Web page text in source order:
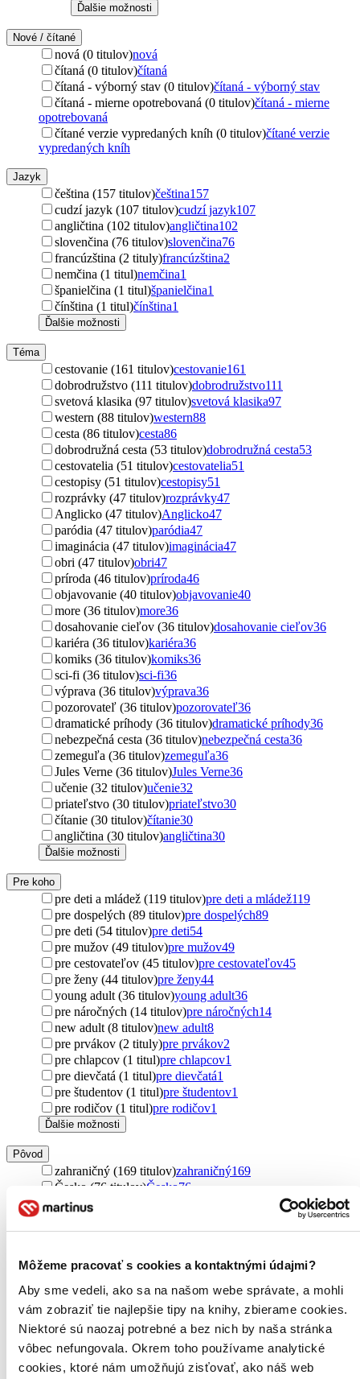
Môžeme pracovať s cookies a kontaktnými údajmi?
Aby sme vedeli, ako sa na našom webe správate, a mohli
vám zobraziť tie najlepšie tipy na knihy, zbierame cookies.
Niektoré sú naozaj potrebné a bez nich by naša stránka
vôbec nefungovala. Okrem toho používame analytické
cookies, ktoré nám umožňujú zisťovať, ako náš web
Ďalšie možnosti
Nové / čítané
nová (0 titulov)nová
čítaná (0 titulov)čítaná
čítaná - výborný stav (0 titulov)čítaná - výborný stav
čítaná - mierne opotrebovaná (0 titulov)čítaná - mierne
opotrebovaná
čítané verzie vypredaných kníh (0 titulov)čítané verzie
vypredaných kníh
Jazyk
čeština (157 titulov)čeština157
cudzí jazyk (107 titulov)cudzí jazyk107
angličtina (102 titulov)angličtina102
slovenčina (76 titulov)slovenčina76
francúzština (2 tituly)francúzština2
nemčina (1 titul)nemčina1
španielčina (1 titul)španielčina1
čínština (1 titul)čínština1
Ďalšie možnosti
Téma
cestovanie (161 titulov)cestovanie161
dobrodružstvo (111 titulov)dobrodružstvo111
svetová klasika (97 titulov)svetová klasika97
western (88 titulov)western88
cesta (86 titulov)cesta86
dobrodružná cesta (53 titulov)dobrodružná cesta53
cestovatelia (51 titulov)cestovatelia51
cestopisy (51 titulov)cestopisy51
rozprávky (47 titulov)rozprávky47
Anglicko (47 titulov)Anglicko47
paródia (47 titulov)paródia47
imaginácia (47 titulov)imaginácia47
obri (47 titulov)obri47
príroda (46 titulov)príroda46
objavovanie (40 titulov)objavovanie40
more (36 titulov)more36
dosahovanie cieľov (36 titulov)dosahovanie cieľov36
kariéra (36 titulov)kariéra36
komiks (36 titulov)komiks36
sci-fi (36 titulov)sci-fi36
výprava (36 titulov)výprava36
pozorovateľ (36 titulov)pozorovateľ36
dramatické príhody (36 titulov)dramatické príhody36
nebezpečná cesta (36 titulov)nebezpečná cesta36
zemeguľa (36 titulov)zemeguľa36
Jules Verne (36 titulov)Jules Verne36
učenie (32 titulov)učenie32
priateľstvo (30 titulov)priateľstvo30
čítanie (30 titulov)čítanie30
angličtina (30 titulov)angličtina30
Ďalšie možnosti
Pre koho
pre deti a mládež (119 titulov)pre deti a mládež119
pre dospelých (89 titulov)pre dospelých89
pre deti (54 titulov)pre deti54
pre mužov (49 titulov)pre mužov49
pre cestovateľov (45 titulov)pre cestovateľov45
pre ženy (44 titulov)pre ženy44
young adult (36 titulov)young adult36
pre náročných (14 titulov)pre náročných14
new adult (8 titulov)new adult8
pre prvákov (2 tituly)pre prvákov2
pre chlapcov (1 titul)pre chlapcov1
pre dievčatá (1 titul)pre dievčatá1
pre študentov (1 titul)pre študentov1
pre rodičov (1 titul)pre rodičov1
Ďalšie možnosti
Pôvod
zahraničný (169 titulov)zahraničný169
Česko (76 titulov)Česko76
Spojené štáty (49 titulov)
Austrália (47 titulov)Austrália47
Slovensko (31 titulov)Slovensko31
Taliansko (11 titulov)
Taliansko
Poľsko (8 titulov)
Nemecko (4 tituly)Nemecko4
Spojené kráľovstvo (3 tituly)Spojené kráľovstvo3
Ďalšie možnosti